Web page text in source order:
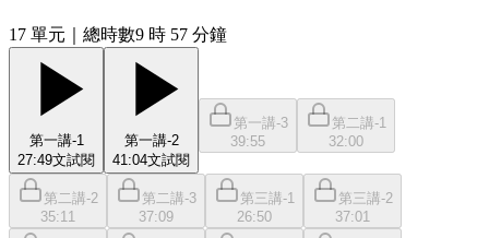
17 單元 ｜總時數9 時 57 分鐘
第一講-1
27:49文試閱
第一講-2
41:04文試閱
第一講-3
39:55
第二講-1
32:00
第二講-2
35:11
第二講-3
37:09
第三講-1
26:50
第三講-2
37:01